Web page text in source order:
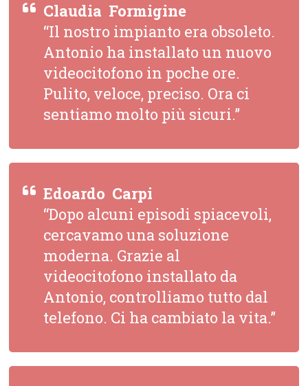
Claudia  Formigine
“Il nostro impianto era obsoleto.
Antonio ha installato un nuovo
videocitofono in poche ore.
Pulito, veloce, preciso. Ora ci
sentiamo molto più sicuri.”
Edoardo  Carpi
“Dopo alcuni episodi spiacevoli,
cercavamo una soluzione
moderna. Grazie al
videocitofono installato da
Antonio, controlliamo tutto dal
telefono. Ci ha cambiato la vita.”